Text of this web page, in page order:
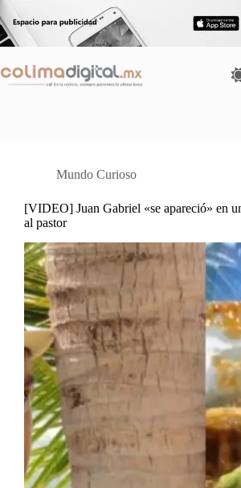
Saltar
al
contenido
Mundo Curioso
[VIDEO] Juan Gabriel «se apareció» en
al pastor